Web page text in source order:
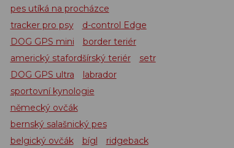
pes utíká na procházce
tracker pro psy
d-control Edge
DOG GPS mini
border teriér
americký stafordšírský teriér
setr
DOG GPS ultra
labrador
sportovní kynologie
německý ovčák
bernský salašnický pes
belgický ovčák
bígl
ridgeback